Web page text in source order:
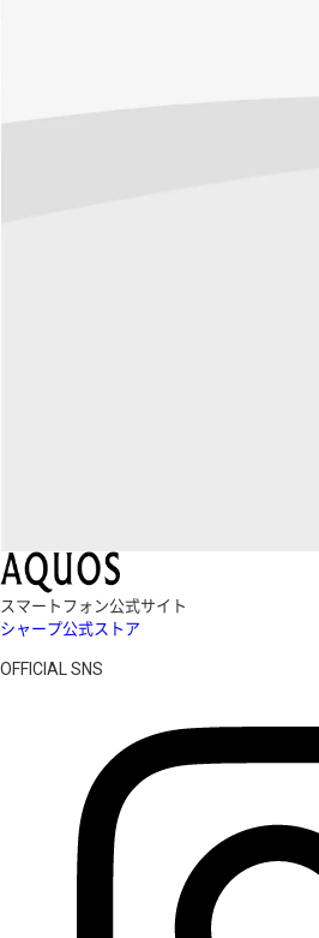
スマートフォン公式サイト
シャープ公式ストア
OFFICIAL SNS